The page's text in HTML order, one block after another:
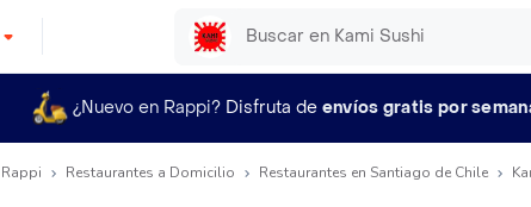
¿Nuevo en Rappi? Disfruta de envíos gratis por
Rappi Restaurantes a Domicilio Restaurantes en Santiago de Chile